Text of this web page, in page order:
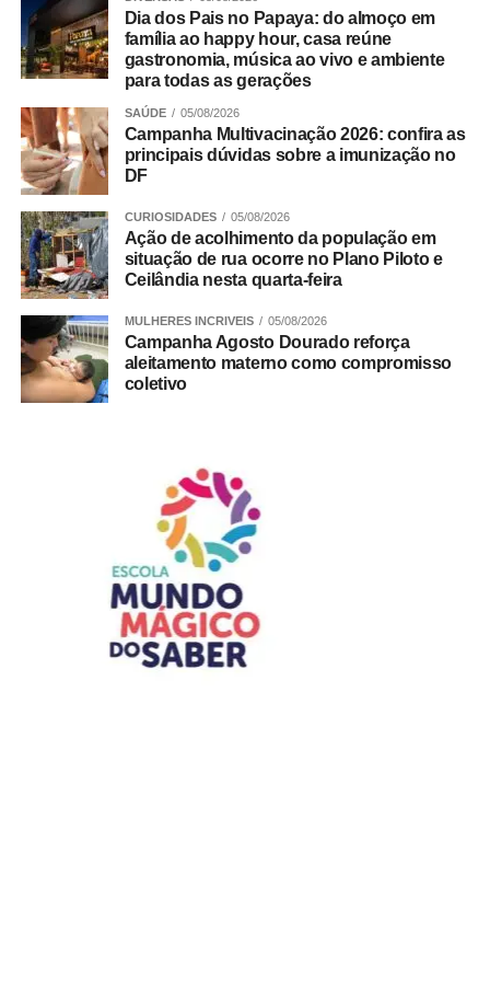
Como solicitar
unidades de atendimento psicossocial. Durante o
atendimento, uma equipe multidisciplinar avalia a
situação da vítima e elabora um relatório técnico para
verificar se ela atende aos critérios estabelecidos pela
Portaria nº 49/2026.
Dia dos Pais no Papaya: do almoço em
família ao happy hour, casa reúne
gastronomia, música ao vivo e ambiente
para todas as gerações
SAÚDE 05/08/2026
Campanha Multivacinação 2026: confira as
principais dúvidas sobre a imunização no
DF
CURIOSIDADES 05/08/2026
Ação de acolhimento da população em
situação de rua ocorre no Plano Piloto e
Ceilândia nesta quarta-feira
MULHERES INCRIVEIS 05/08/2026
Campanha Agosto Dourado reforça
aleitamento materno como compromisso
coletivo